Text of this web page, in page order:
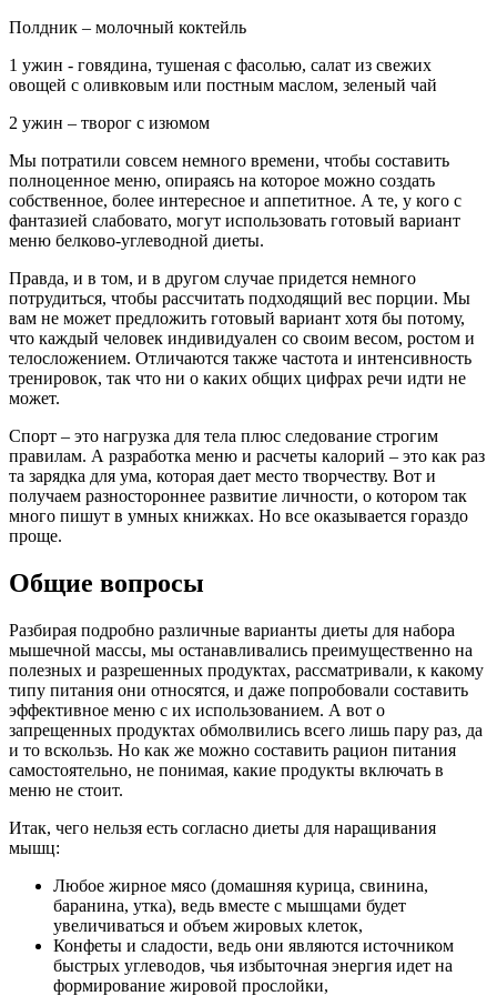
Полдник – молочный коктейль
1 ужин - говядина, тушеная с фасолью, салат из свежих
овощей с оливковым или постным маслом, зеленый чай
2 ужин – творог с изюмом
Мы потратили совсем немного времени, чтобы составить
полноценное меню, опираясь на которое можно создать
собственное, более интересное и аппетитное. А те, у кого с
фантазией слабовато, могут использовать готовый вариант
меню белково-углеводной диеты.
Правда, и в том, и в другом случае придется немного
потрудиться, чтобы рассчитать подходящий вес порции. Мы
вам не может предложить готовый вариант хотя бы потому,
что каждый человек индивидуален со своим весом, ростом и
телосложением. Отличаются также частота и интенсивность
тренировок, так что ни о каких общих цифрах речи идти не
может.
Спорт – это нагрузка для тела плюс следование строгим
правилам. А разработка меню и расчеты калорий – это как раз
та зарядка для ума, которая дает место творчеству. Вот и
получаем разностороннее развитие личности, о котором так
много пишут в умных книжках. Но все оказывается гораздо
проще.
Общие вопросы
Разбирая подробно различные варианты диеты для набора
мышечной массы, мы останавливались преимущественно на
полезных и разрешенных продуктах, рассматривали, к какому
типу питания они относятся, и даже попробовали составить
эффективное меню с их использованием. А вот о
запрещенных продуктах обмолвились всего лишь пару раз, да
и то вскользь. Но как же можно составить рацион питания
самостоятельно, не понимая, какие продукты включать в
меню не стоит.
Итак, чего нельзя есть согласно диеты для наращивания
мышц:
Любое жирное мясо (домашняя курица, свинина,
баранина, утка), ведь вместе с мышцами будет
увеличиваться и объем жировых клеток,
Конфеты и сладости, ведь они являются источником
быстрых углеводов, чья избыточная энергия идет на
формирование жировой прослойки,